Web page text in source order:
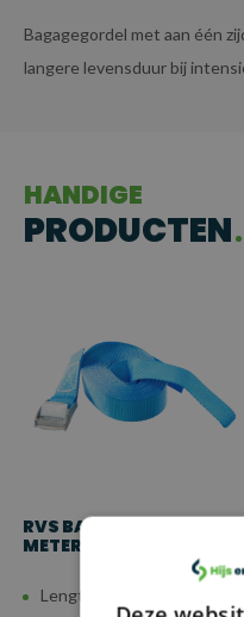
Bagagegordel met aan één
langere levensduur bij
HANDIGE
PRODUCTEN
RVS BAGAGEGORDEL - 1
METER - 25 MM - 300 KG
Lengte: 1 meter